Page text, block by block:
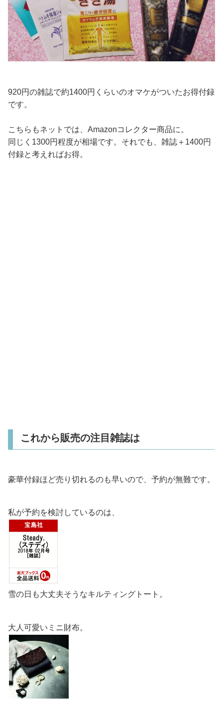
920円の雑誌で約1400円くらいのオマケがついたお得付録
です。
こちらもネットでは、Amazonコレクター商品に。
同じく1300円程度が相場です。それでも、雑誌＋1400円
付録と考えればお得。
これから販売の注目雑誌は
豪華付録ほど売り切れるのも早いので、予約が無難です。
私が予約を検討しているのは、
雪の日も大丈夫そうなキルティングトート。
大人可愛いミニ財布。